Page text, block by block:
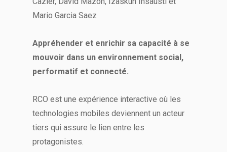
Mario Garcia Saez
Appréhender et enrichir sa capacité à se
mouvoir dans un environnement social,
performatif et connecté.
RCO est une expérience interactive où les
technologies mobiles deviennent un acteur
tiers qui assure le lien entre les
protagonistes.